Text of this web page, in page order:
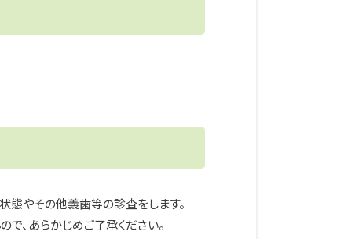
態やその他義歯等の診査をします。
、あらかじめご了承ください。